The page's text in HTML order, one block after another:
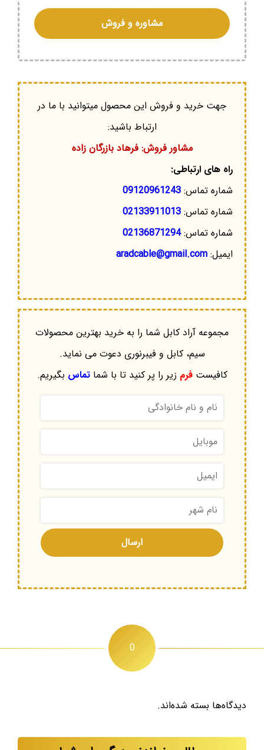
مشاوره و فروش
جهت خرید و فروش این محصول میتوانید با ما در
ارتباط باشید:
مشاور فروش: فرهاد بازرگان زاده
راه های ارتباطی:
شماره تماس: 09120961243
شماره تماس: 02133911013
شماره تماس:02136871294
ایمیل: aradcable@gmail.com
مجموعه آراد کابل شما را به خرید بهترین محصولات
سیم، کابل و فیبرنوری دعوت می نماید.
کافیستفرم زیر را پر کنید تا با شماتماس بگیریم.
0
دیدگاه‌ها بسته شده‌اند.